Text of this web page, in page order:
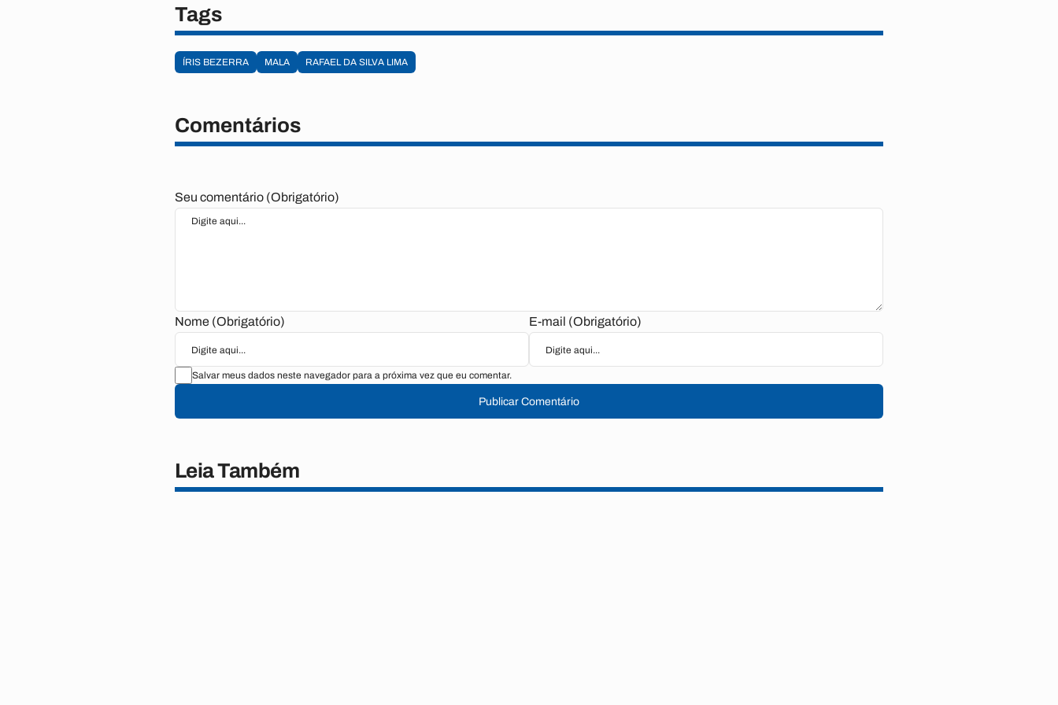
Tags
ÍRIS BEZERRA MALA RAFAEL DA SILVA LIMA
Comentários
Seu comentário (Obrigatório)
Nome (Obrigatório) E-mail (Obrigatório)
Salvar meus dados neste navegador para a próxima vez que eu comentar.
Publicar Comentário
Leia Também